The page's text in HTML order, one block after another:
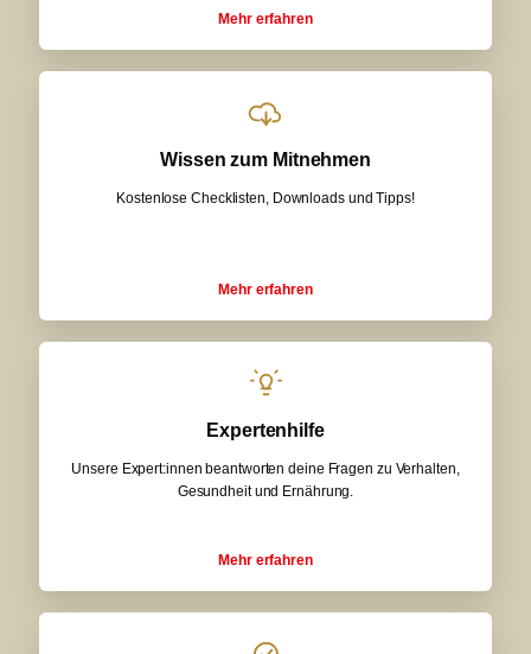
Mehr erfahren
Wissen zum Mitnehmen
Kostenlose Checklisten, Downloads und Tipps!
Mehr erfahren
Expertenhilfe
Unsere Expert:innen beantworten deine Fragen zu Verhalten,
Gesundheit und Ernährung.
Mehr erfahren